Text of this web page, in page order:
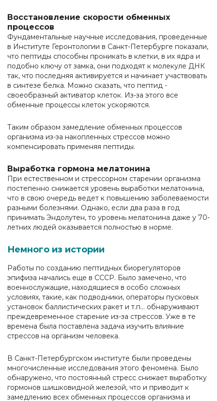
Восстановление скорости обменных
процессов
Фундаментальные научные исследования, проведенные
в Институте Геронтологии в Санкт-Петербурге показали,
что пептиды способны проникать в клетки, в их ядра и
подобно ключу от замка, они подходят к молекуле ДНК
так, что последняя активируется и начинает участвовать
в синтезе белка. Можно сказать, что пептид -
своеобразный активатор клеток. Из-за этого все
обменные процессы клеток ускоряются.
Таким образом замедление обменных процессов
организма из-за накопленных стрессов можно
компенсировать применяя пептиды.
Выработка гормона мелатонина
При естественном и стрессорном старении организма
постепенно снижается уровень выработки мелатонина,
что в свою очередь ведет к повышению заболеваемости
разными болезнями. Однако, если два раза в год
принимать Эндолутен, то уровень мелатонина даже у 70-
летних людей оказывается полностью в норме.
Немного из истории
Работы по созданию пептидных биорегуляторов
эпифиза начались еще в СССР. Было замечено, что
военнослужащие, находящиеся в особо сложных
условиях, такие, как подводники, операторы пусковых
установок баллистических ракет и т.п... обнаруживают
преждевременное старение из-за стрессов. Уже в те
времена была поставлена задача изучить влияние
стрессов на организм человека.
В Санкт-Петербургском институте были проведены
многочисленные исследования этого феномена. Было
обнаружено, что постоянный стресс снижает выработку
гормонов шишковидной железой, что и приводит к
замедлению всех обменных процессов организма и